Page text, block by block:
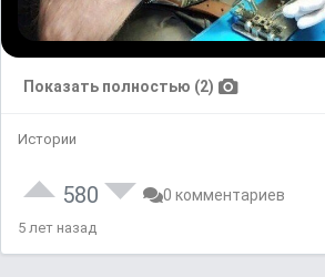
Показать полностью (2)
Истории
580 0 комментариев
5 лет назад